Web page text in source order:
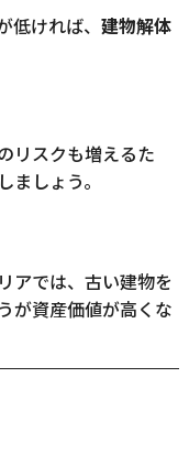
ければ、 建物解体
リスクも増えるた
ましょう。
アでは、古い建物を
が資産価値が高くな